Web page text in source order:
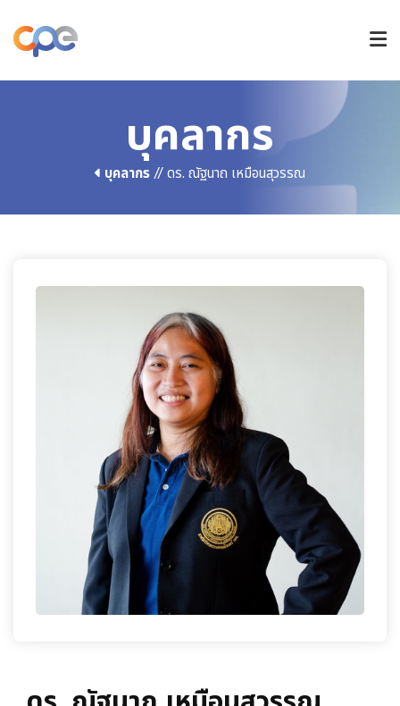
หลักสูตรบัณฑิตศึกษา
บุคลากร
บุคลากร // ดร. ณัฐนาถ เหมือนสุวรรณ